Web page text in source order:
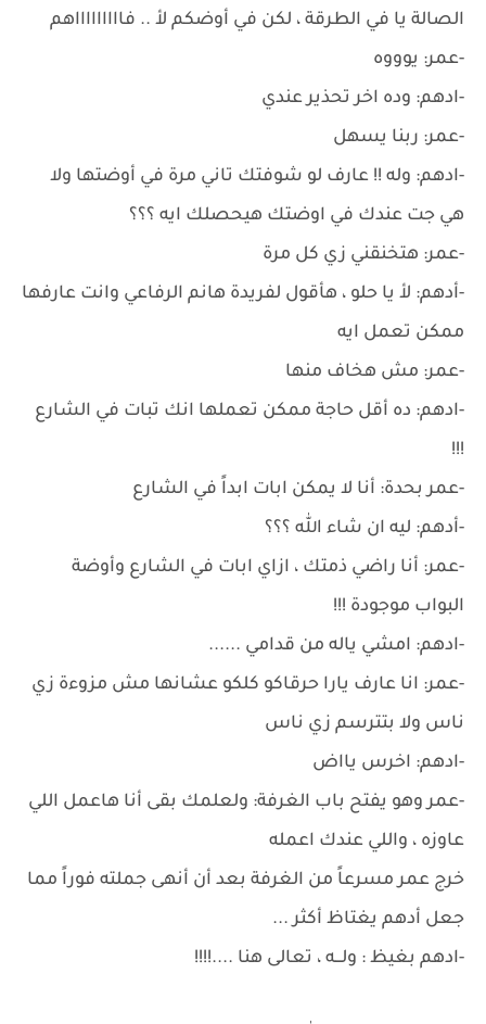
الصالة يا في الطرقة ، لكن في أوضكم لأ .. فاااااااااهم
-عمر: يوووه
-ادهم: وده اخر تحذير عندي
-عمر: ربنا يسهل
-ادهم: وله !! عارف لو شوفتك تاني مرة في أوضتها ولا
هي جت عندك في اوضتك هيحصلك ايه ؟؟؟
-عمر: هتخنقني زي كل مرة
-أدهم: لأ يا حلو ، هأقول لفريدة هانم الرفاعي وانت عارفها
ممكن تعمل ايه
-عمر: مش هخاف منها
-ادهم: ده أقل حاجة ممكن تعملها انك تبات في الشارع
!!!
-عمر بحدة: أنا لا يمكن ابات ابداً في الشارع
-أدهم: ليه ان شاء الله ؟؟؟
-عمر: أنا راضي ذمتك ، ازاي ابات في الشارع وأوضة
البواب موجودة !!!
-ادهم: امشي ياله من قدامي ......
-عمر: انا عارف يارا حرقاكو كلكو عشانها مش مزوءة زي
ناس ولا بتترسم زي ناس
-ادهم: اخرس يااض
-عمر وهو يفتح باب الغرفة: ولعلمك بقى أنا هاعمل اللي
عاوزه ، واللي عندك اعمله
خرج عمر مسرعاً من الغرفة بعد أن أنهى جملته فوراً مما
جعل أدهم يغتاظ أكثر ...
-ادهم بغيظ : ولـــه ، تعالى هنا ....!!!!